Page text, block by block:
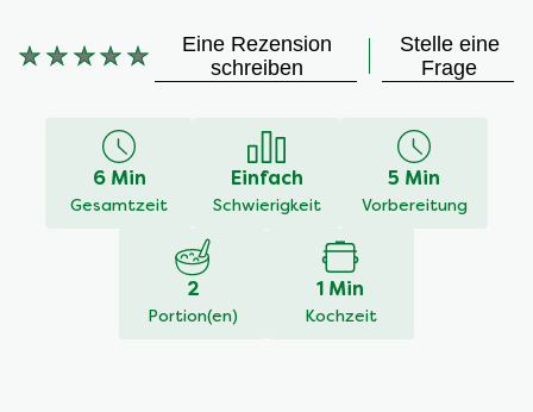
Keine
abgegeben
Eine Rezension
schreiben
Stelle eine
Frage
6 Min
Gesamtzeit
Einfach
Schwierigkeit
5 Min
Vorbereitung
2
Portion(en)
1 Min
Kochzeit